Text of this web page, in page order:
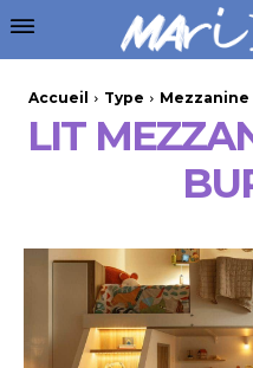
Accueil Type Mezzanine
LIT